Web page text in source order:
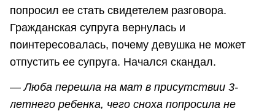
попросил ее стать свидетелем разговора.
Гражданская супруга вернулась и
поинтересовалась, почему девушка не может
отпустить ее супруга. Начался скандал.
—Люба перешла на мат в присутствии 3-
летнего ребенка, чего сноха попросила не